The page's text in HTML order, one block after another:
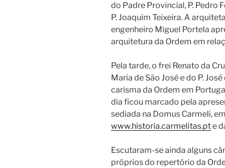
do Padre Provincial, P. Pedro
P. Joaquim Teixeira. A
engenheiro Miguel Portela
arquitetura da Ordem em
Pela tarde, o frei Renato da
Maria de São José e do P.
carisma da Ordem em
dia ficou marcado pela
sediada na Domus Carmeli,
www.historia.carmelitas.pte
Escutaram-se ainda alguns
próprios do repertório da